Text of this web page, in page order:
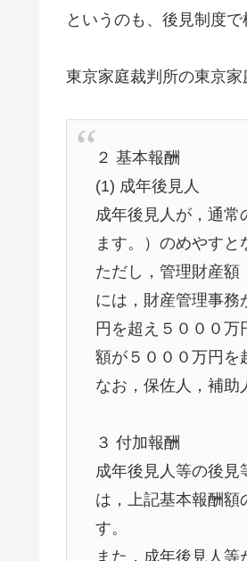
というのも、後見制度
東京家庭裁判所の東京
２ 基本報酬
(1) 成年後見人
成年後見人が，通
ます。）のめやすと
ただし，管理財産額
には，財産管理事務
円を超え５０００
額が５０００万円を
なお，保佐人，補助
３ 付加報酬
成年後見人等の後
は，上記基本報酬額
す。
また，成年後見人